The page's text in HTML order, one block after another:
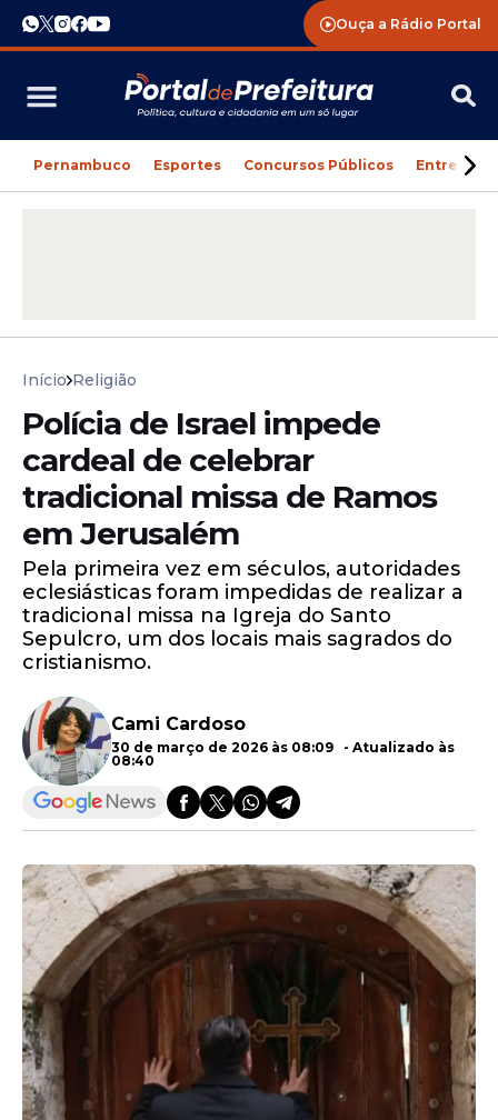
Ouça a Rádio Portal
Pernambuco Esportes Concursos Públicos
Início Religião
Polícia de Israel impede
cardeal de celebrar
tradicional missa de Ramos
em Jerusalém
Pela primeira vez em séculos, autoridades
eclesiásticas foram impedidas de realizar a
tradicional missa na Igreja do Santo
Sepulcro, um dos locais mais sagrados do
cristianismo.
Cami Cardoso
30 de março de 2026 às 08:09 - Atualizado às
08:40